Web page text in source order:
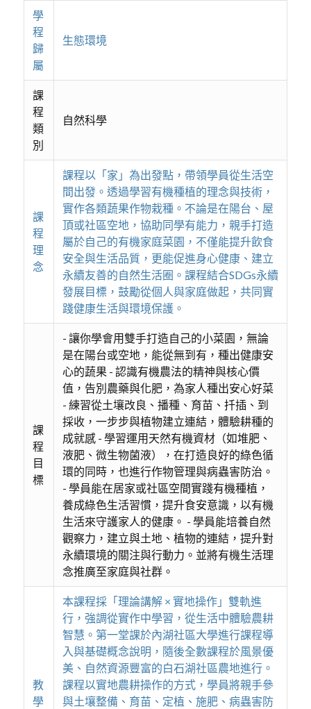
學
程
歸
屬
生態環境
課
程
類
別
自然科學
課
程
理
念
課程以「家」為出發點，帶領學員從生活空
間出發。透過學習有機種植的理念與技術，
實作各類蔬果作物栽種。不論是在陽台、屋
頂或社區空地，協助同學有能力，親手打造
屬於自己的有機家庭菜園，不僅能提升飲食
安全與生活品質，更能促進身心健康、建立
永續友善的自然生活圈。課程結合SDGs永續
發展目標，鼓勵從個人與家庭做起，共同實
踐健康生活與環境保護。
課
程
目
標
- 讓你學會用雙手打造自己的小菜園，無論
是在陽台或空地，能從無到有，種出健康安
心的蔬果 - 認識有機農法的精神與核心價
值，告別農藥與化肥，為家人種出安心好菜
- 練習從土壤改良、播種、育苗、扦插、到
採收，一步步與植物建立連結，體驗耕種的
成就感 - 學習運用天然有機資材（如堆肥、
液肥、微生物菌液），在打造良好的綠色循
環的同時，也進行作物管理與病蟲害防治。
- 學員能在居家或社區空間實踐有機種植，
養成綠色生活習慣，提升食安意識，以有機
生活來守護家人的健康。 - 學員能培養自然
觀察力，建立與土地、植物的連結，提升對
永續環境的關注與行動力。並將有機生活理
念推廣至家庭與社群。
教
學
本課程採「理論講解 × 實地操作」雙軌進
行，強調從實作中學習，從生活中體驗農耕
智慧。第一堂課於內湖社區大學進行課程導
入與基礎概念說明，隨後全數課程於風景優
美、自然資源豐富的白石湖社區農地進行。
課程以實地農耕操作的方式，學員將親手參
與土壤整備、育苗、定植、施肥、病蟲害防